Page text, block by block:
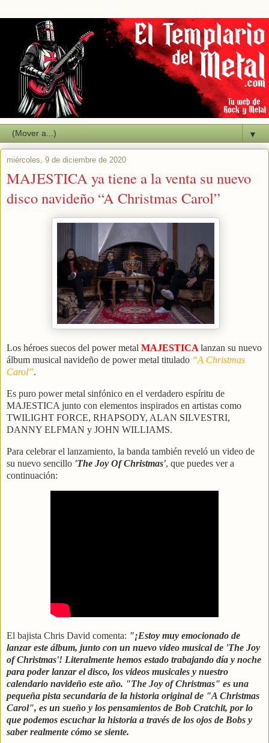
▼
miércoles, 9 de diciembre de 2020
MAJESTICA ya tiene a la venta su nuevo
disco navideño “A Christmas Carol”
Los héroes suecos del power metal MAJESTICA lanzan su nuevo
álbum musical navideño de power metal titulado “A Christmas
Carol”.
Es puro power metal sinfónico en el verdadero espíritu de
MAJESTICA junto con elementos inspirados en artistas como
TWILIGHT FORCE, RHAPSODY, ALAN SILVESTRI,
DANNY ELFMAN y JOHN WILLIAMS.
Para celebrar el lanzamiento, la banda también reveló un video de
su nuevo sencillo 'The Joy Of Christmas', que puedes ver a
continuación:
El bajista Chris David comenta: "¡Estoy muy emocionado de
lanzar este álbum, junto con un nuevo video musical de 'The Joy
of Christmas'! Literalmente hemos estado trabajando día y noche
para poder lanzar el disco, los videos musicales y nuestro
calendario navideño este año. "The Joy of Christmas" es una
pequeña pista secundaria de la historia original de "A Christmas
Carol", es un sueño y los pensamientos de Bob Cratchit, por lo
que podemos escuchar la historia a través de los ojos de Bobs y
saber realmente cómo se siente.